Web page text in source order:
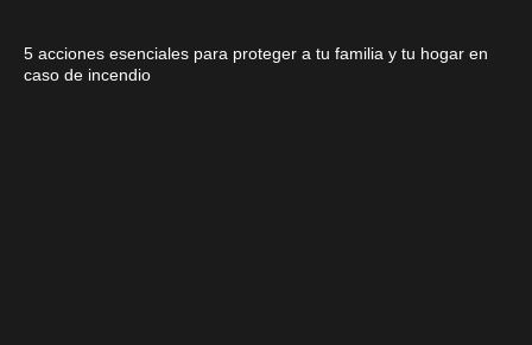
5 acciones esenciales para proteger a tu familia y tu hogar en
caso de incendio